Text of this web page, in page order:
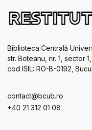
Biblioteca Centrală
str. Boteanu, nr. 1, sector
cod ISIL: RO-B-0192,
contact@bcub.ro
+40 21 312 01 08